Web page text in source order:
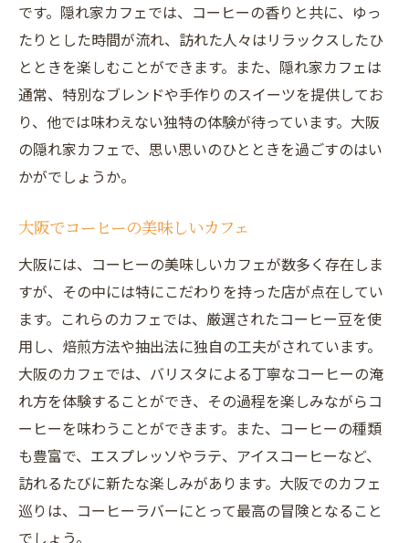
です。隠れ家カフェでは、コーヒーの香りと共に、ゆっ
たりとした時間が流れ、訪れた人々はリラックスしたひ
とときを楽しむことができます。また、隠れ家カフェは
通常、特別なブレンドや手作りのスイーツを提供してお
り、他では味わえない独特の体験が待っています。大阪
の隠れ家カフェで、思い思いのひとときを過ごすのはい
かがでしょうか。
大阪でコーヒーの美味しいカフェ
大阪には、コーヒーの美味しいカフェが数多く存在しま
すが、その中には特にこだわりを持った店が点在してい
ます。これらのカフェでは、厳選されたコーヒー豆を使
用し、焙煎方法や抽出法に独自の工夫がされています。
大阪のカフェでは、バリスタによる丁寧なコーヒーの淹
れ方を体験することができ、その過程を楽しみながらコ
ーヒーを味わうことができます。また、コーヒーの種類
も豊富で、エスプレッソやラテ、アイスコーヒーなど、
訪れるたびに新たな楽しみがあります。大阪でのカフェ
巡りは、コーヒーラバーにとって最高の冒険となること
でしょう。